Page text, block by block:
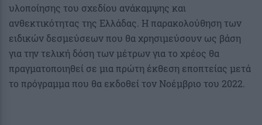
υλοποίησης του σχεδίου ανάκαμψης και
ανθεκτικότητας της Ελλάδας. Η παρακολούθηση των
ειδικών δεσμεύσεων που θα χρησιμεύσουν ως βάση
για την τελική δόση των μέτρων για το χρέος θα
πραγματοποιηθεί σε μια πρώτη έκθεση εποπτείας μετά
το πρόγραμμα που θα εκδοθεί τον Νοέμβριο του 2022.